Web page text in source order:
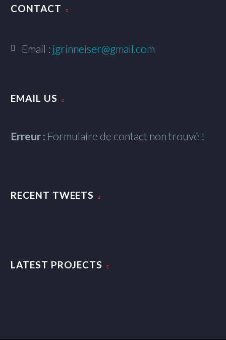
CONTACT
Email : jgrinneiser@gmail.com
EMAIL US
Erreur : Formulaire de contact non trouvé !
RECENT TWEETS
LATEST PROJECTS